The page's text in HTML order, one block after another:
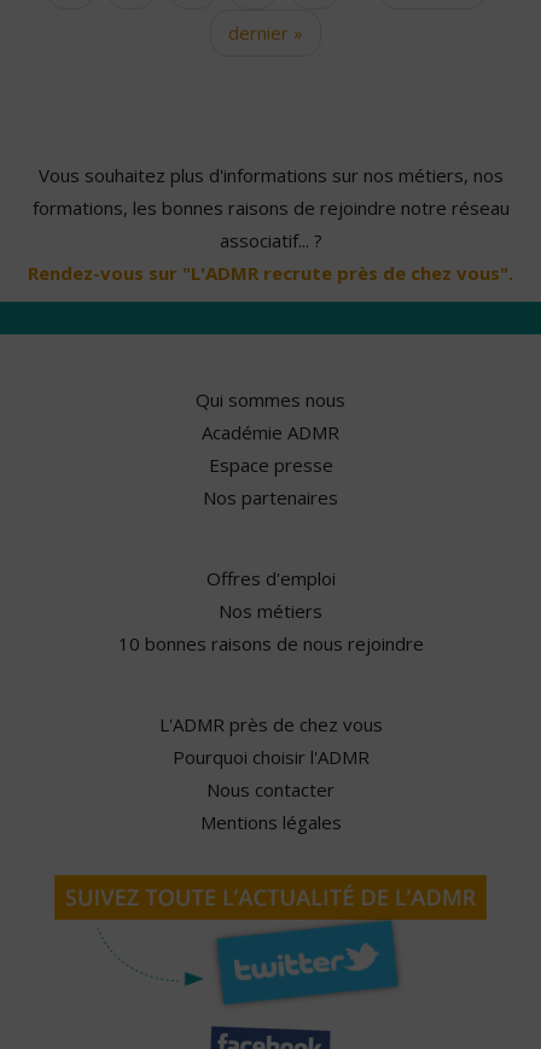
dernier »
Vous souhaitez plus d'informations sur nos métiers, nos
formations, les bonnes raisons de rejoindre notre réseau
associatif... ?
Rendez-vous sur "L'ADMR recrute près de chez vous".
Qui sommes nous
Académie ADMR
Espace presse
Nos partenaires
Offres d'emploi
Nos métiers
10 bonnes raisons de nous rejoindre
L'ADMR près de chez vous
Pourquoi choisir l'ADMR
Nous contacter
Mentions légales